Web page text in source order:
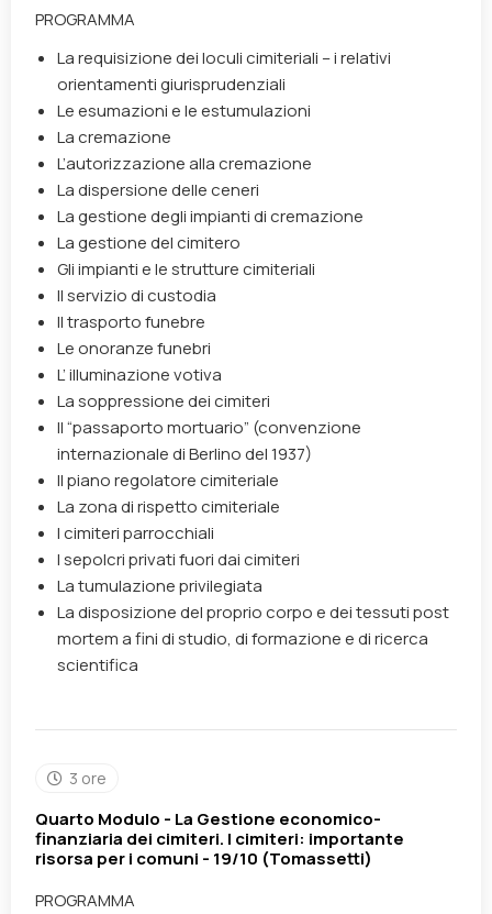
PROGRAMMA
La requisizione dei loculi cimiteriali – i relativi
orientamenti giurisprudenziali
Le esumazioni e le estumulazioni
La cremazione
L’autorizzazione alla cremazione
La dispersione delle ceneri
La gestione degli impianti di cremazione
La gestione del cimitero
Gli impianti e le strutture cimiteriali
Il servizio di custodia
Il trasporto funebre
Le onoranze funebri
L’ illuminazione votiva
La soppressione dei cimiteri
Il “passaporto mortuario” (convenzione
internazionale di Berlino del 1937)
Il piano regolatore cimiteriale
La zona di rispetto cimiteriale
I cimiteri parrocchiali
I sepolcri privati fuori dai cimiteri
La tumulazione privilegiata
La disposizione del proprio corpo e dei tessuti post
mortem a fini di studio, di formazione e di ricerca
scientifica
3 ore
Quarto Modulo - La Gestione economico-
finanziaria dei cimiteri. I cimiteri: importante
risorsa per i comuni - 19/10 (Tomassetti)
PROGRAMMA